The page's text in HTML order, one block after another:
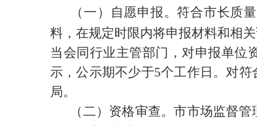
（一）自愿申报。符合市长质
料，在规定时限内将申报材料和相
当会同行业主管部门，对申报单位
示，公示期不少于5个工作日。对符
局。
（二）资格审查。市市场监督